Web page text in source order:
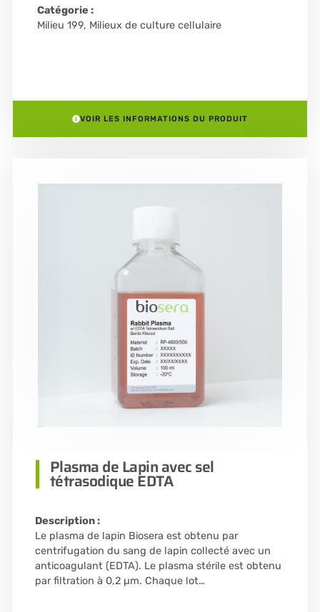
Catégorie :
Milieu 199, Milieux de culture cellulaire
VOIR LES INFORMATIONS DU PRODUIT
Plasma de Lapin avec sel
tétrasodique EDTA
Description :
Le plasma de lapin Biosera est obtenu par
centrifugation du sang de lapin collecté avec un
anticoagulant (EDTA). Le plasma stérile est obtenu
par filtration à 0,2 µm. Chaque lot…